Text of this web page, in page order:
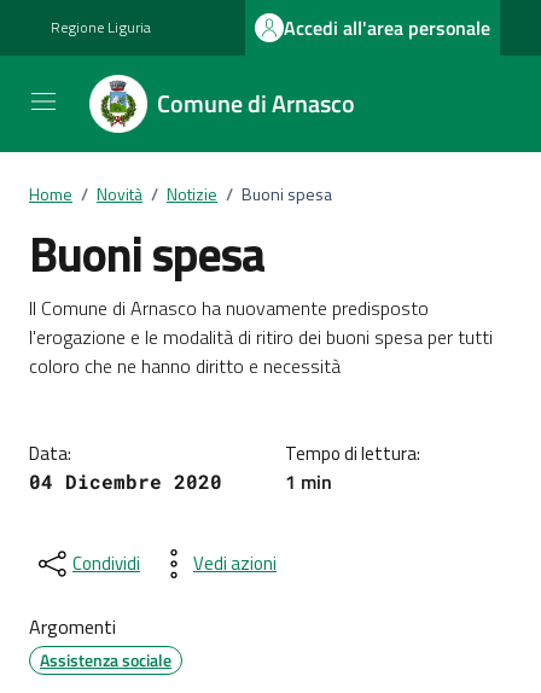
Regione Liguria Accedi all'area personale
Comune di Arnasco
Home / Novità / Notizie / Buoni spesa
Buoni spesa
Dettagli della notizia
Il Comune di Arnasco ha nuovamente predisposto
l'erogazione e le modalità di ritiro dei buoni spesa per tutti
coloro che ne hanno diritto e necessità
Data:
04 Dicembre 2020
Tempo di lettura:
1 min
Condividi Vedi azioni
Argomenti
Assistenza sociale